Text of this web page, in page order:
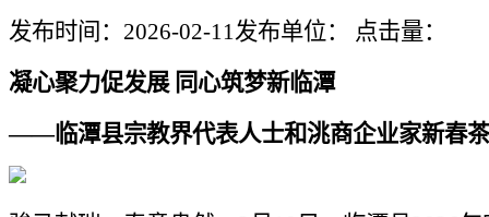
发布时间：2026-02-11发布单位： 点击量：
凝心聚力促发展 同心筑梦新临潭
——临潭县宗教界代表人士和洮商企业家新春